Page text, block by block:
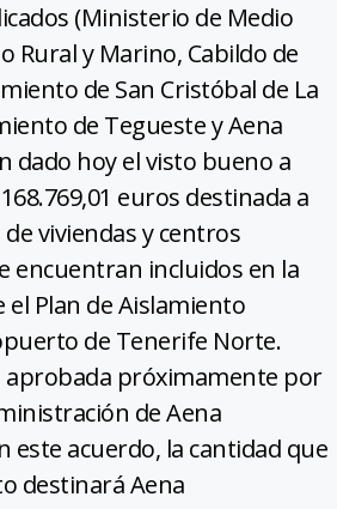
(Ministerio de Medio
Rural y Marino, Cabildo de
de San Cristóbal de La
de Tegueste y Aena
dado hoy el visto bueno a
euros destinada a
viviendas y centros
encuentran incluidos en la
Plan de Aislamiento
de Tenerife Norte.
aprobada próximamente por
de Aena
este acuerdo, la cantidad que
destinará Aena